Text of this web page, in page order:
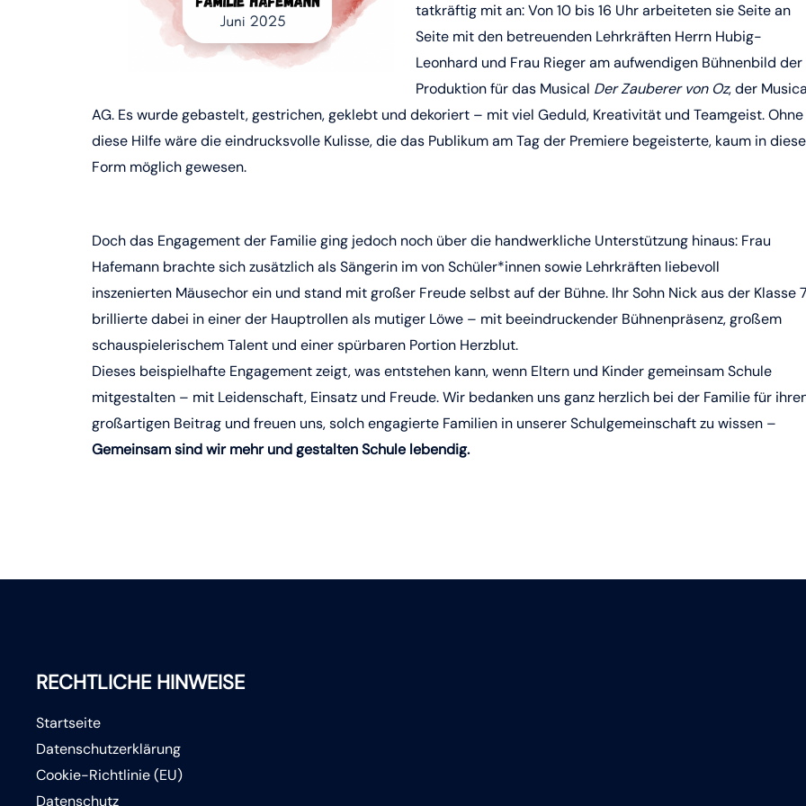
tatkräftig mit an: Von 10 bis 16 Uhr arbeiteten sie Seite an
Seite mit den betreuenden Lehrkräften Herrn Hubig-
Leonhard und Frau Rieger am aufwendigen Bühnenbild der
Produktion für das Musical Der Zauberer von Oz, der
AG. Es wurde gebastelt, gestrichen, geklebt und dekoriert – mit viel Geduld, Kreativität und Teamgeist. Ohne
diese Hilfe wäre die eindrucksvolle Kulisse, die das Publikum am Tag der Premiere begeisterte, kaum in
Form möglich gewesen.
Doch das Engagement der Familie ging jedoch noch über die handwerkliche Unterstützung hinaus: Frau
Hafemann brachte sich zusätzlich als Sängerin im von Schüler*innen sowie Lehrkräften liebevoll
inszenierten Mäusechor ein und stand mit großer Freude selbst auf der Bühne. Ihr Sohn Nick aus der Klasse
brillierte dabei in einer der Hauptrollen als mutiger Löwe – mit beeindruckender Bühnenpräsenz, großem
schauspielerischem Talent und einer spürbaren Portion Herzblut.
Dieses beispielhafte Engagement zeigt, was entstehen kann, wenn Eltern und Kinder gemeinsam Schule
mitgestalten – mit Leidenschaft, Einsatz und Freude. Wir bedanken uns ganz herzlich bei der Familie für
großartigen Beitrag und freuen uns, solch engagierte Familien in unserer Schulgemeinschaft zu wissen –
Gemeinsam sind wir mehr und gestalten Schule lebendig.
RECHTLICHE HINWEISE
Startseite
Datenschutzerklärung
Cookie-Richtlinie (EU)
Datenschutz